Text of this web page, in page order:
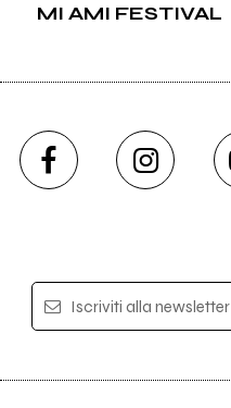
MI AMI FESTIVAL
Iscriviti alla newsletter